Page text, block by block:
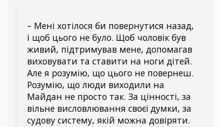
– Мені хотілося би повернутися назад,
і щоб цього не було. Щоб чоловік був
живий, підтримував мене, допомагав
виховувати та ставити на ноги дітей.
Але я розумію, що цього не повернеш.
Розумію, що люди виходили на
Майдан не просто так. За цінності, за
вільне висловлювання своєї думки, за
судову систему, якій можна довіряти.